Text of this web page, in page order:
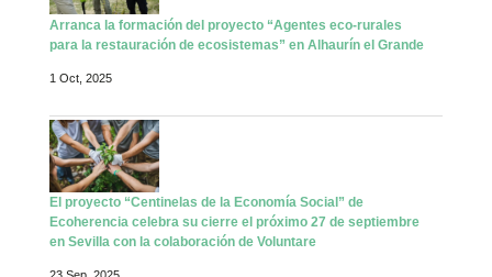
Arranca la formación del proyecto “Agentes eco-rurales
para la restauración de ecosistemas” en Alhaurín el Grande
1 Oct, 2025
El proyecto “Centinelas de la Economía Social” de
Ecoherencia celebra su cierre el próximo 27 de septiembre
en Sevilla con la colaboración de Voluntare